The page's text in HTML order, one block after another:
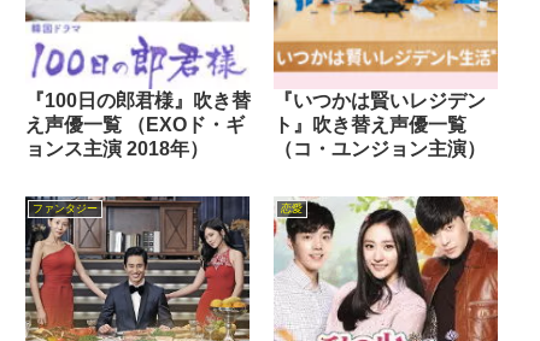
『100日の郎君様』吹き替
え声優一覧 （EXOド・ギ
ョンス主演 2018年）
『いつかは賢いレジデン
ト』吹き替え声優一覧
（コ・ユンジョン主演）
ファンタジー 恋愛